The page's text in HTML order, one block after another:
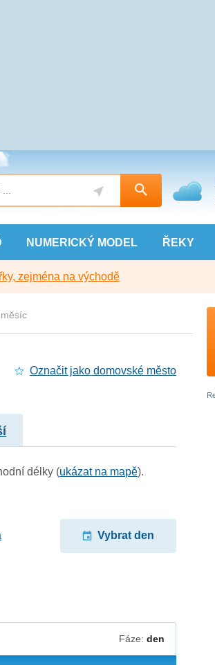
NUMERICKÝ MODEL ŘEKY
zejména na východě
Označit jako domovské město
délky (ukázat na mapě).
Vybrat den
Fáze: den